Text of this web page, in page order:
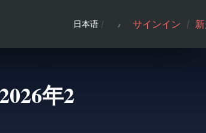
日本语 / サインイン /
年2